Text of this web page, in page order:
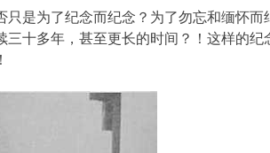
是为了纪念而纪念？为了勿忘和缅怀而
十多年，甚至更长的时间？！这样的纪